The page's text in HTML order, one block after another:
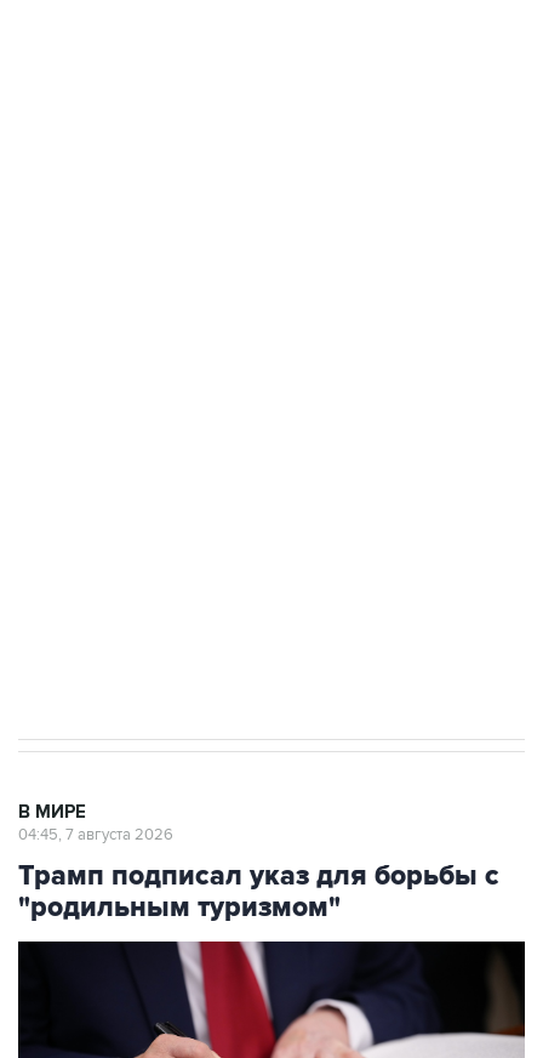
В МИРЕ
04:45, 7 августа 2026
Трамп подписал указ для борьбы с
"родильным туризмом"